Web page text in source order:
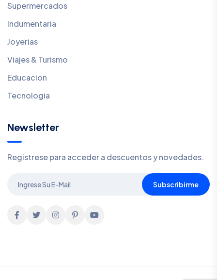
Supermercados
Indumentaria
Joyerias
Viajes & Turismo
Educacion
Tecnologia
Newsletter
Registrese para acceder a descuentos y novedades.
Subscribirme